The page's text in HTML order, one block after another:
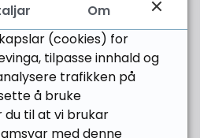
og rabattar
Om
(cookies) for
tilpasse innhald og
trafikken på
å bruke
til at vi brukar
med denne